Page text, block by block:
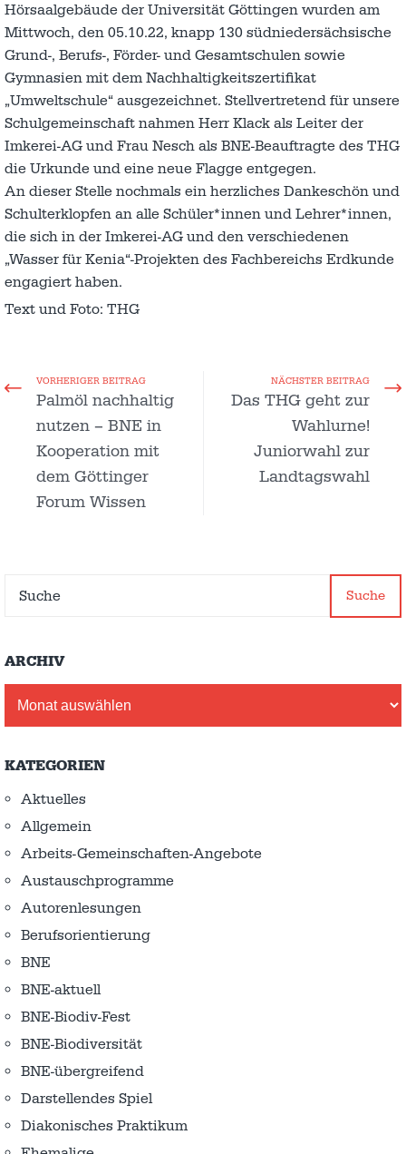
Hörsaalgebäude der Universität Göttingen wurden am
Mittwoch, den 05.10.22, knapp 130 südniedersächsische
Grund-, Berufs-, Förder- und Gesamtschulen sowie
Gymnasien mit dem Nachhaltigkeitszertifikat
„Umweltschule“ ausgezeichnet. Stellvertretend für unsere
Schulgemeinschaft nahmen Herr Klack als Leiter der
Imkerei-AG und Frau Nesch als BNE-Beauftragte des THG
die Urkunde und eine neue Flagge entgegen.
An dieser Stelle nochmals ein herzliches Dankeschön und
Schulterklopfen an alle Schüler*innen und Lehrer*innen,
die sich in der Imkerei-AG und den verschiedenen
„Wasser für Kenia“-Projekten des Fachbereichs Erdkunde
engagiert haben.
Text und Foto: THG
VORHERIGER BEITRAG
Palmöl nachhaltig
nutzen – BNE in
Kooperation mit
dem Göttinger
Forum Wissen
NÄCHSTER BEITRAG
Das THG geht zur
Wahlurne!
Juniorwahl zur
Landtagswahl
Suche
ARCHIV
KATEGORIEN
Aktuelles
Allgemein
Arbeits-Gemeinschaften-Angebote
Austausch­programme
Autorenlesungen
Berufsorientierung
BNE
BNE-aktuell
BNE-Biodiv-Fest
BNE-Biodiversität
BNE-übergreifend
Darstellendes Spiel
Diakonisches Praktikum